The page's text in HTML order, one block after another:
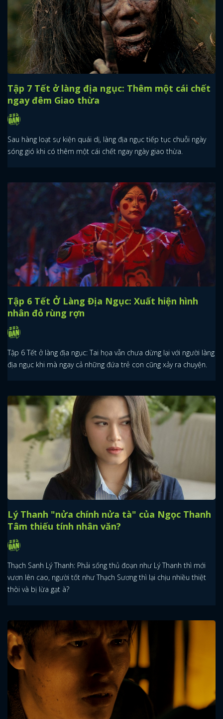
Tập 7 Tết ở làng địa ngục: Thêm một cái chết
ngay đêm Giao thừa
Sau hàng loạt sự kiện quái dị, làng địa ngục tiếp tục chuỗi ngày
sóng gió khi có thêm một cái chết ngay ngày giao thừa.
Tập 6 Tết Ở Làng Địa Ngục: Xuất hiện hình
nhân đỏ rùng rợn
Tập 6 Tết ở làng địa ngục: Tai họa vẫn chưa dừng lại với người làng
địa ngục khi mà ngay cả những đứa trẻ con cũng xảy ra chuyện.
Lý Thanh "nửa chính nửa tà" của Ngọc Thanh
Tâm thiếu tính nhân văn?
Thạch Sanh Lý Thanh: Phải sống thủ đoạn như Lý Thanh thì mới
vươn lên cao, người tốt như Thạch Sương thì lại chịu nhiều thiệt
thòi và bị lừa gạt à?